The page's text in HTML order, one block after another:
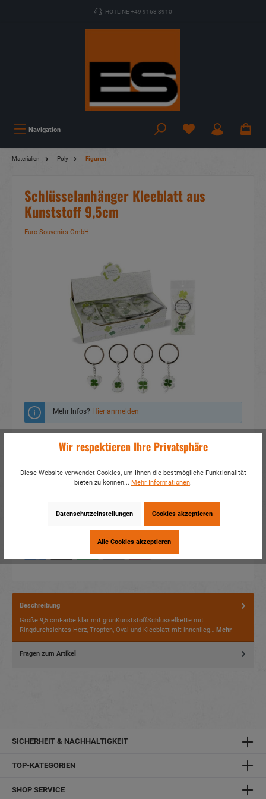
HOTLINE +49 9163 8910
Navigation
Materialien Poly Figuren
Schlüsselanhänger Kleeblatt aus
Kunststoff 9,5cm
Euro Souvenirs GmbH
Mehr Infos? Hier anmelden
Zum Merkzettel hinzufügen
Fragen zum Produkt
Verpackungseinheit: 36 / 324
Dieses Produkt weiterempfehlen:
Beschreibung
Größe 9,5 cmFarbe klar mit grünKunststoffSchlüsselkette mit
Ringdurchsichtes Herz, Tropfen, Oval und Kleeblatt mit innenlieg… Mehr
Fragen zum Artikel
SICHERHEIT & NACHHALTIGKEIT
TOP-KATEGORIEN
SHOP SERVICE
Wir respektieren Ihre Privatsphäre
Diese Website verwendet Cookies, um Ihnen die bestmögliche Funktionalität
bieten zu können... Mehr Informationen.
Datenschutzeinstellungen Cookies akzeptieren
Alle Cookies akzeptieren